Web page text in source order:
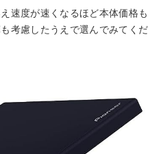
速度が速くなるほど本体価格も
考慮したうえで選んでみてくだ